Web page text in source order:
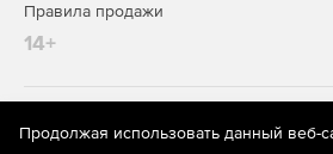
Правила продажи
14+
На информационном ресурсе
рекомендательные технологии
Продолжая использовать данный веб-